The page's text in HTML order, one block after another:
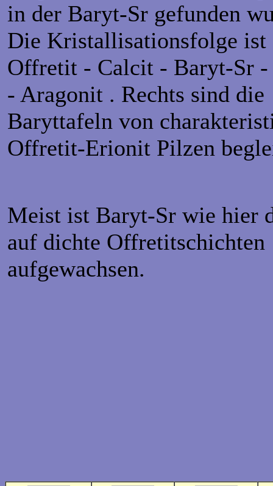
in der Baryt-Sr gefunden
Die Kristallisationsfolge ist
Offretit - Calcit - Baryt-Sr
- Aragonit . Rechts sind die
Baryttafeln von
Offretit-Erionit Pilzen
Meist ist Baryt-Sr wie hier
auf dichte Offretitschichten
aufgewachsen.